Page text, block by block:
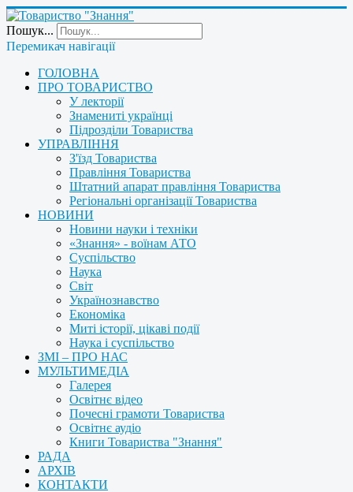
Пошук...
Перемикач навігації
ГОЛОВНА
ПРО ТОВАРИСТВО
У лекторії
Знамениті українці
Підрозділи Товариства
УПРАВЛІННЯ
З'їзд Товариства
Правління Товариства
Штатний апарат правління Товариства
Регіональні організації Товариства
НОВИНИ
Новини науки і техніки
«Знання» - воїнам АТО
Суспільство
Наука
Світ
Українознавство
Економіка
Миті історії, цікаві події
Наука і суспільство
ЗМІ – ПРО НАС
МУЛЬТИМЕДІА
Галерея
Освітнє відео
Почесні грамоти Товариства
Освітнє аудіо
Книги Товариства "Знання"
РАДА
АРХІВ
КОНТАКТИ